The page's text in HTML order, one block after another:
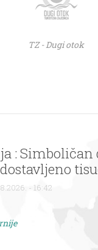
TZ - Dugi otok
: Simboličan
bajka na dlanu
- 16:42